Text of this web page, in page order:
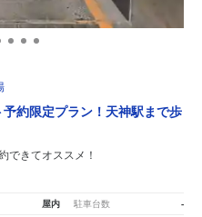
予約限定プラン！天神駅まで歩
できてオススメ！
屋内 駐車台数 -